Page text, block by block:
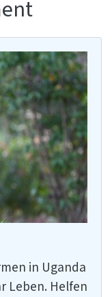
in Uganda
Leben. Helfen